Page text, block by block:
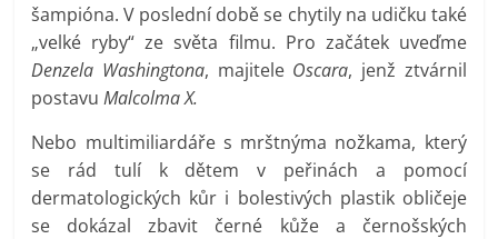
šampióna. V poslední době se chytily na udičku také
„velké ryby“ ze světa filmu. Pro začátek uveďme
Denzela Washingtona, majitele Oscara, jenž ztvárnil
postavu Malcolma X.
Nebo multimiliardáře s mrštnýma nožkama, který
se rád tulí k dětem v peřinách a pomocí
dermatologických kůr i bolestivých plastik obličeje
se dokázal zbavit černé kůže a černošských